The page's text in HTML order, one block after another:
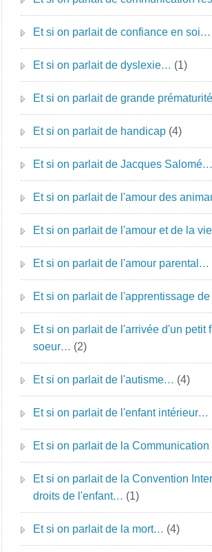
Et si on parlait de confiance en soi…
Et si on parlait de dyslexie… (1)
Et si on parlait de grande
Et si on parlait de handicap (4)
Et si on parlait de Jacques Salomé…
Et si on parlait de l'amour des
Et si on parlait de l'amour et de la
Et si on parlait de l'amour parental…
Et si on parlait de l'apprentissage
Et si on parlait de l'arrivée d'un petit
soeur… (2)
Et si on parlait de l'autisme… (4)
Et si on parlait de l'enfant intérieur…
Et si on parlait de la
Et si on parlait de la Convention
droits de l'enfant… (1)
Et si on parlait de la mort… (4)